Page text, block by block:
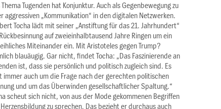
Thema Tugenden hat Konjunktur. Auch als Gegenbewegung zu
aggressiven „Kommunikation“ in den digitalen Netzwerken.
Tocha lädt mit seiner „Anstiftung für das 21. Jahrhundert“
auf zweieinhalbtausend Jahre Ringen um ein
Miteinander ein. Mit Aristoteles gegen Trump?
blauäugig. Gar nicht, findet Tocha: „Das Faszinierende an
ist, dass sie persönlich und politisch zugleich sind. Es
immer auch um die Frage nach der gerechten politischen
und um das Überwinden gesellschaftlicher Spaltung.“
scheut sich nicht, von aus der Mode gekommenen Begriffen
zu sprechen. Das bezieht er durchaus auch